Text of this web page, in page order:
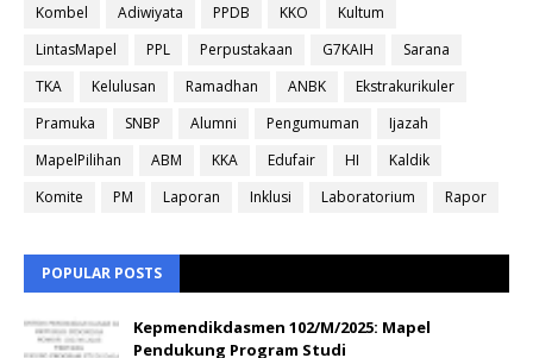
Kombel
Adiwiyata PPDB KKO
Kultum
LintasMapel
PPL Perpustakaan G7KAIH
Sarana
TKA
Kelulusan Ramadhan ANBK
Ekstrakurikuler
Pramuka
SNBP Alumni Pengumuman
Ijazah
MapelPilihan
ABM KKA Edufair HI
Kaldik
Komite
PM Laporan Inklusi Laboratorium Rapor
POPULAR POSTS
Kepmendikdasmen 102/M/2025: Mapel
Pendukung Program Studi